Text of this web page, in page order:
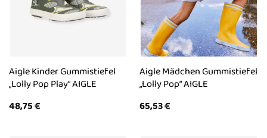
Aigle Kinder Gummistiefel
„Lolly Pop Play“ AIGLE
48,75€
Aigle Mädchen Gummistiefel
„Lolly Pop“ AIGLE
65,53€